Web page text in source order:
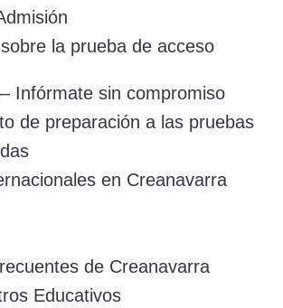
la prueba de acceso
Infórmate sin compromiso
de preparación a las pruebas
en Creanavarra
de Creanavarra
Educativos